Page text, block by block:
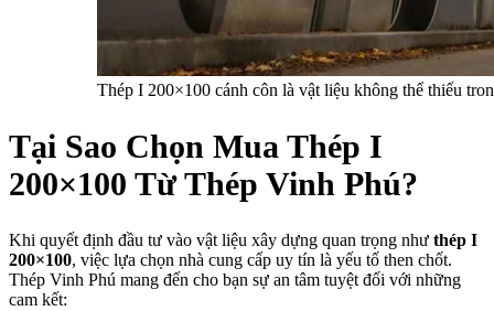
Thép I 200×100 cánh côn là vật liệu không thể thiếu
Tại Sao Chọn Mua Thép I
200×100 Từ Thép Vinh Phú?
Khi quyết định đầu tư vào vật liệu xây dựng quan trọng như thép I
200×100, việc lựa chọn nhà cung cấp uy tín là yếu tố then chốt.
Thép Vinh Phú mang đến cho bạn sự an tâm tuyệt đối với những
cam kết: